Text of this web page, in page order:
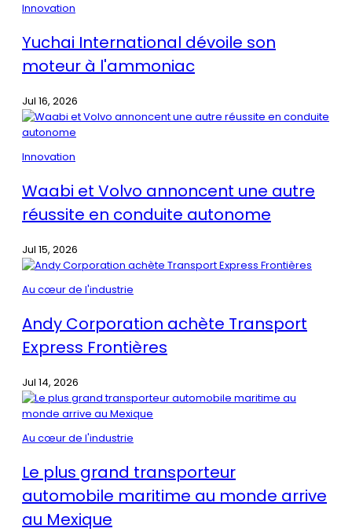
Innovation
Yuchai International dévoile son
moteur à l'ammoniac
Jul 16, 2026
Innovation
Waabi et Volvo annoncent une autre
réussite en conduite autonome
Jul 15, 2026
Au cœur de l'industrie
Andy Corporation achète Transport
Express Frontières
Jul 14, 2026
Au cœur de l'industrie
Le plus grand transporteur
automobile maritime au monde arrive
au Mexique